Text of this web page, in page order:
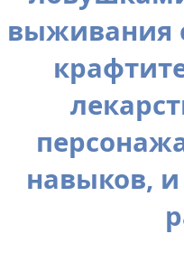
выживания
навыков,